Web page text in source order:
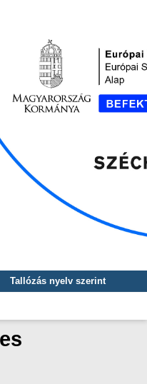
Tallózás nyelv szerint